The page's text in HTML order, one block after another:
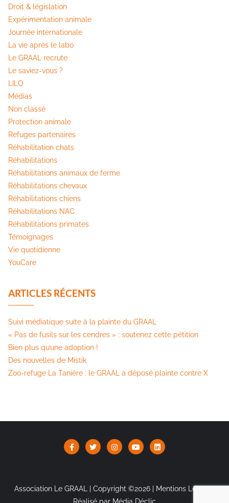
Droit & législation
Expérimentation animale
Journée internationale
La vie après le labo
Le GRAAL recrute
Le saviez-vous ?
LILO
Médias
Non classé
Protection animale
Refuges partenaires
Réhabilitation chats
Réhabilitations
Réhabilitations animaux de ferme
Réhabilitations chevaux
Réhabilitations chiens
Réhabilitations NAC
Réhabilitations primates
Témoignages
Vie quotidienne
YouCare
ARTICLES RÉCENTS
Suivi médiatique suite à la plainte du GRAAL
« Pas de fusils sur les cendres » : soutenez cette pétition​
Bien plus qu’une adoption !
Des nouvelles de Mistik
Zoo-refuge La Tanière : le GRAAL a déposé plainte contre X
Association Le GRAAL | Copyright ©2026 |
Mentions Légales